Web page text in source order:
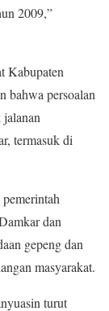
2009,”
Kabupaten
bahwa persoalan
jalanan
termasuk di
dan
gepeng dan
masyarakat.
turut